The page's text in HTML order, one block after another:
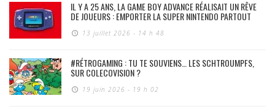
IL Y A 25 ANS, LA GAME BOY ADVANCE RÉALISAIT UN RÊVE
DE JOUEURS : EMPORTER LA SUPER NINTENDO PARTOUT
13 juillet 2026 - 14 h 48
#RÉTROGAMING : TU TE SOUVIENS… LES SCHTROUMPFS,
SUR COLECOVISION ?
19 juin 2026 - 19 h 02